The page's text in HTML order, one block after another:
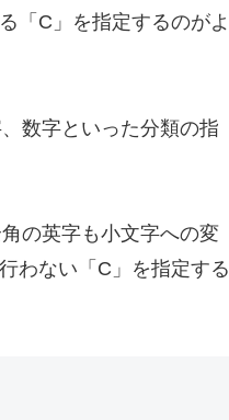
「C」を指定するのがよ
数字といった分類の指
の英字も小文字への変
わない「C」を指定する